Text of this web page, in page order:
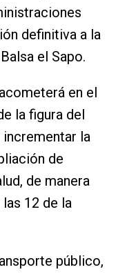
definitiva a la
el Sapo.
en el
la figura del
la
de
de manera
12 de la
público,